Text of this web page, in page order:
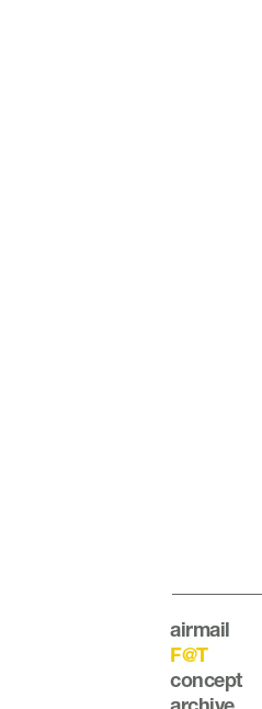
airmail
F@T
concept